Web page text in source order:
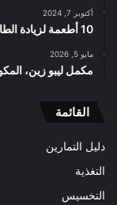
أكتوبر 7, 2024
10 أطعمة لزيادة الطاقة أثناء التدريب
مايو 5, 2026
مكمل ليبو زين،
القائمة
دليل التمارين
التغذية
التخسيس